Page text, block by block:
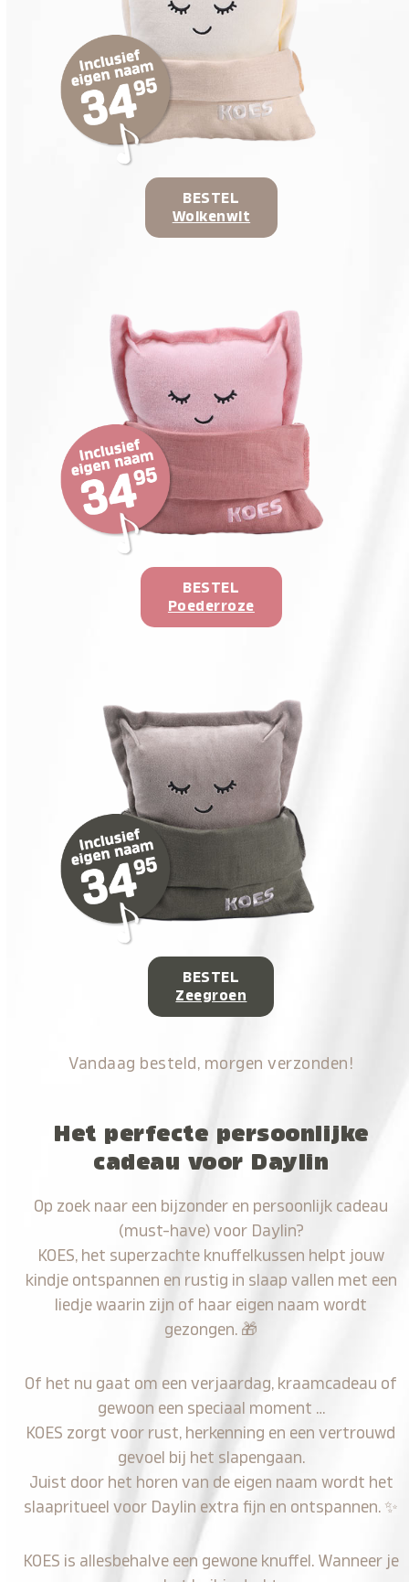
BESTEL
Wolkenwit
BESTEL
Poederroze
BESTEL
Zeegroen
Vandaag besteld, morgen verzonden!
Het perfecte persoonlijke
cadeau voor Daylin
Op zoek naar een bijzonder en persoonlijk cadeau
(must-have) voor Daylin?
KOES, het superzachte knuffelkussen helpt jouw
kindje ontspannen en rustig in slaap vallen met een
liedje waarin zijn of haar eigen naam wordt
gezongen. 🎁
Of het nu gaat om een verjaardag, kraamcadeau of
gewoon een speciaal moment …
KOES zorgt voor rust, herkenning en een vertrouwd
gevoel bij het slapengaan.
Juist door het horen van de eigen naam wordt het
slaapritueel voor Daylin extra fijn en ontspannen. ✨
KOES is allesbehalve een gewone knuffel. Wanneer je